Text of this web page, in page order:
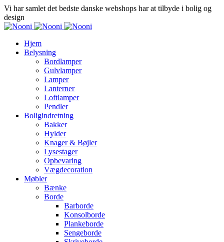
Vi har samlet det bedste danske webshops har at tilbyde i bolig og
design
Hjem
Belysning
Bordlamper
Gulvlamper
Lamper
Lanterner
Loftlamper
Pendler
Boligindretning
Bakker
Hylder
Knager & Bøjler
Lysestager
Opbevaring
Vægdecoration
Møbler
Bænke
Borde
Barborde
Konsolborde
Plankeborde
Sengeborde